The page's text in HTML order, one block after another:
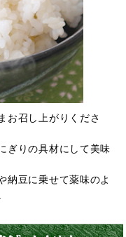
お召し上がりくださ
ぎりの具材にして美味
納豆に乗せて薬味のよ